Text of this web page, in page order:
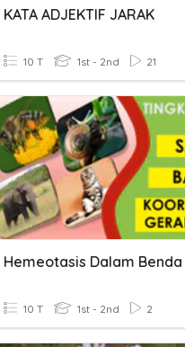
KATA ADJEKTIF JARAK
10 T 1st - 2nd 21
10 T 1st - 2nd 2